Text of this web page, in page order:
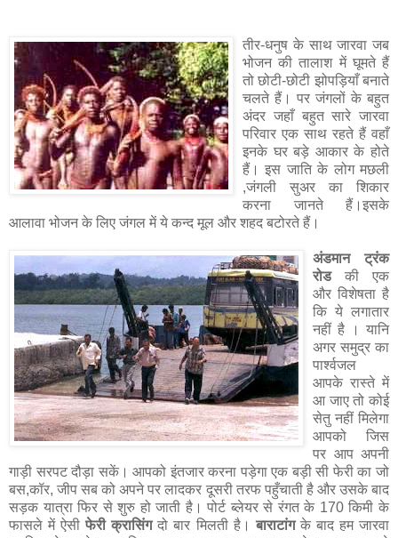
तीर-धनुष के साथ जारवा जब
भोजन की तालाश में घूमते हैं
तो छोटी-छोटी झोपड़ियाँ बनाते
चलते हैं। पर जंगलों के बहुत
अंदर जहाँ बहुत सारे जारवा
परिवार एक साथ रहते हैं वहाँ
इनके घर बड़े आकार के होते
हैं। इस जाति के लोग मछली
,जंगली सुअर का शिकार
करना जानते हैं।इसके
आलावा भोजन के लिए जंगल में ये कन्द मूल और शहद बटोरते हैं।
अंडमान ट्रंक
रोडकी एक
और विशेषता है
कि ये लगातार
नहीं है । यानि
अगर समुद्र का
पार्श्वजल
आपके रास्ते में
आ जाए तो कोई
सेतु नहीं मिलेगा
आपको जिस
पर आप अपनी
गाड़ी सरपट दौड़ा सकें। आपको इंतजार करना पड़ेगा एक बड़ी सी फेरी का जो
बस,कॉर, जीप सब को अपने पर लादकर दूसरी तरफ पहुँचाती है और उसके बाद
सड़क यात्रा फिर से शुरु हो जाती है। पोर्ट ब्लेयर से रंगत के 170 किमी के
फासले में ऐसीफेरी क्रासिंगदो बार मिलती है।बाराटांगके बाद हम जारवा